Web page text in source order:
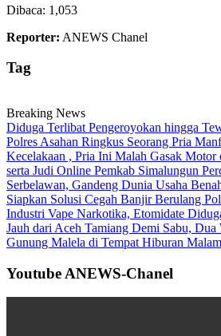
Dibaca: 1,053
Reporter: ANEWS Chanel
Tag
Breaking News
Diduga Terlibat Pengeroyokan hingga
Polres Asahan Ringkus Seorang Pria
Kecelakaan , Pria Ini Malah Gasak
serta Judi Online Pemkab Simalungun
Serbelawan, Gandeng Dunia Usaha
Siapkan Solusi Cegah Banjir Berulang
Industri Vape Narkotika, Etomidate
Jauh dari Aceh Tamiang Demi Sabu,
Gunung Malela di Tempat Hiburan
Youtube ANEWS-Chanel